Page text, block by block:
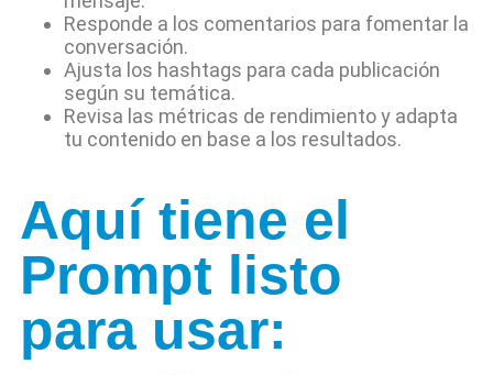
Responde a los comentarios para fomentar la
conversación.
Ajusta los hashtags para cada publicación
según su temática.
Revisa las métricas de rendimiento y adapta
tu contenido en base a los resultados.
Aquí tiene el
Prompt listo
para usar: